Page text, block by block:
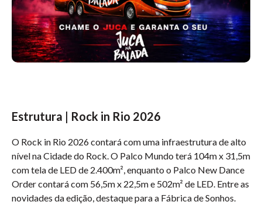
Estrutura | Rock in Rio 2026
O Rock in Rio 2026 contará com uma infraestrutura de alto
nível na Cidade do Rock. O Palco Mundo terá 104m x 31,5m
com tela de LED de 2.400m², enquanto o Palco New Dance
Order contará com 56,5m x 22,5m e 502m² de LED. Entre as
novidades da edição, destaque para a Fábrica de Sonhos.